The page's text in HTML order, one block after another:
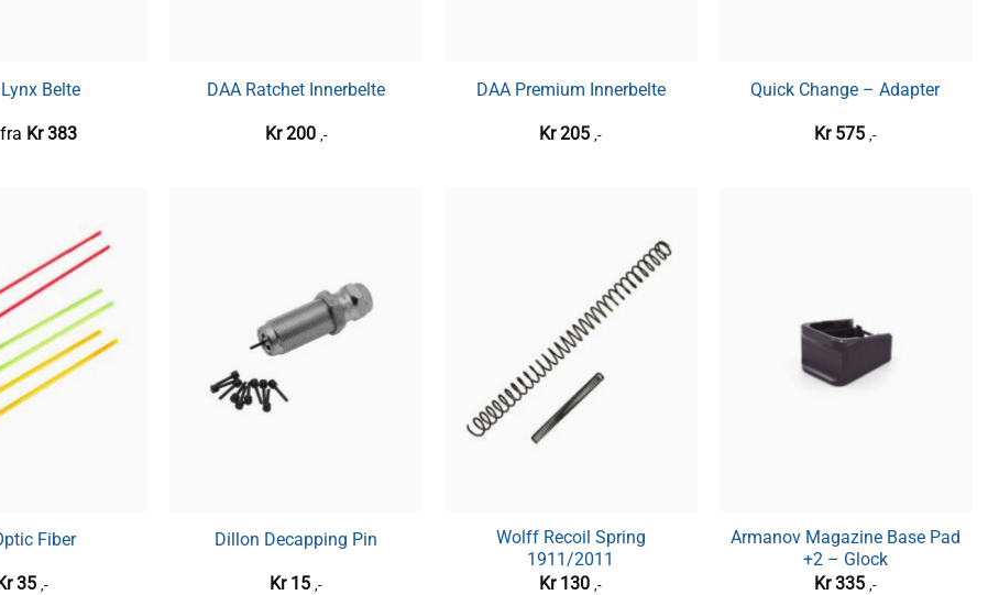
Belte
Kr383
DAA Ratchet Innerbelte
Kr200 ,-
DAA Premium Innerbelte
Kr205 ,-
Quick Change – Adapter
Kr 575 ,-
Fiber
35 ,-
Dillon Decapping Pin
Kr 15 ,-
Wolff Recoil Spring
1911/2011
Kr 130 ,-
Armanov Magazine Base Pad
+2 – Glock
Kr335 ,-